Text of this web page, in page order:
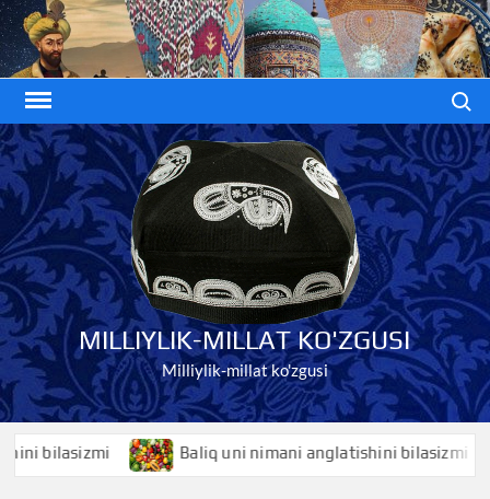
Skip
to
content
MILLIYLIK-MILLAT KO'ZGUSI
Milliylik-millat ko'zgusi
Baliq uni nimani anglatishini bilasizmi